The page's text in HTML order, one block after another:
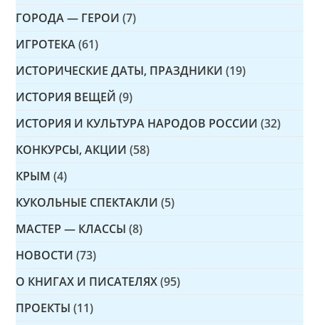
ГОРОДА — ГЕРОИ (7)
ИГРОТЕКА (61)
ИСТОРИЧЕСКИЕ ДАТЫ, ПРАЗДНИКИ (19)
ИСТОРИЯ ВЕЩЕЙ (9)
ИСТОРИЯ И КУЛЬТУРА НАРОДОВ РОССИИ (32)
КОНКУРСЫ, АКЦИИ (58)
КРЫМ (4)
КУКОЛЬНЫЕ СПЕКТАКЛИ (5)
МАСТЕР — КЛАССЫ (8)
НОВОСТИ (73)
О КНИГАХ И ПИСАТЕЛЯХ (95)
ПРОЕКТЫ (11)